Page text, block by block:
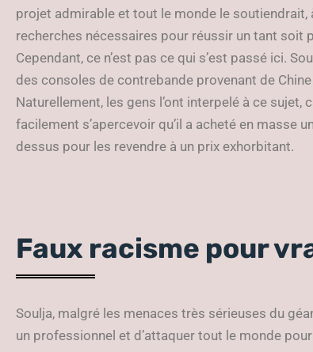
projet admirable et tout le monde le soutiendrait,
recherches nécessaires pour réussir un tant soit
Cependant, ce n’est pas ce qui s’est passé ici.
des consoles de contrebande provenant de
Naturellement, les gens l’ont interpelé à ce sujet,
facilement s’apercevoir qu’il a acheté en masse
dessus pour les revendre à un prix exhorbitant.
Faux racisme pour
Soulja, malgré les menaces très sérieuses du
un professionnel et d’attaquer tout le monde